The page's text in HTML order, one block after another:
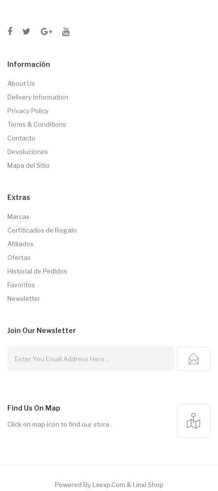
Información
About Us
Delivery Information
Privacy Policy
Terms & Conditions
Contacto
Devoluciones
Mapa del Sitio
Extras
Marcas
Cerfiticados de Regalo
Afiliados
Ofertas
Historial de Pedidos
Favoritos
Newsletter
Join Our Newsletter
Find Us On Map
Click on map icon to find our store.
Powered By Lxexp.com & Linxi Shop